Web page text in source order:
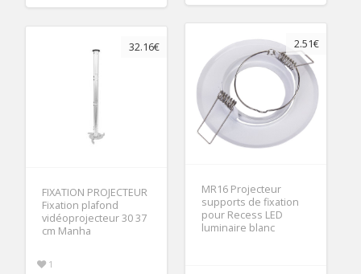
2.51€
MR16 Projecteur
supports de fixation
pour Recess LED
luminaire blanc
32.16€
FIXATION PROJECTEUR
Fixation plafond
vidéoprojecteur 30 37
cm Manha
1